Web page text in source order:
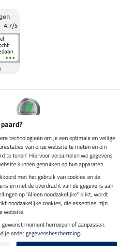
4.7/5
06.08.2026 om 13:49 uur
technologieën om je een optimale en veilige
van onze website te meten en om
te tonen! Hiervoor verzamelen we gegevens
kunnen gebruiken op hun apparaten.
met het gebruik van cookies en de
en met de overdracht van de gegevens aan
op "Alleen noodzakelijke" klikt, wordt
noodzakelijke cookies, die essentieel zijn
website.
moment herroepen of aanpassen.
je ondergegevensbescherming.